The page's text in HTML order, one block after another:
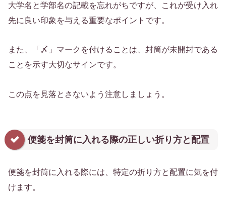
大学名と学部名の記載を忘れがちですが、これが受け入れ
先に良い印象を与える重要なポイントです。
また、「〆」マークを付けることは、封筒が未開封である
ことを示す大切なサインです。
この点を見落とさないよう注意しましょう。
便箋を封筒に入れる際の正しい折り方と配置
便箋を封筒に入れる際には、特定の折り方と配置に気を付
けます。